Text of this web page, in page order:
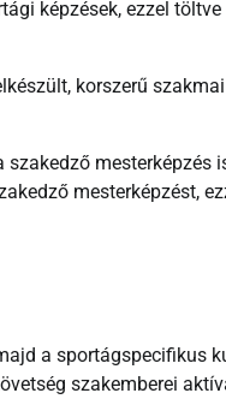
képzések, ezzel töltve
korszerű szakmai
mesterképzés
mesterképzést,
a sportágspecifikus
szakemberei